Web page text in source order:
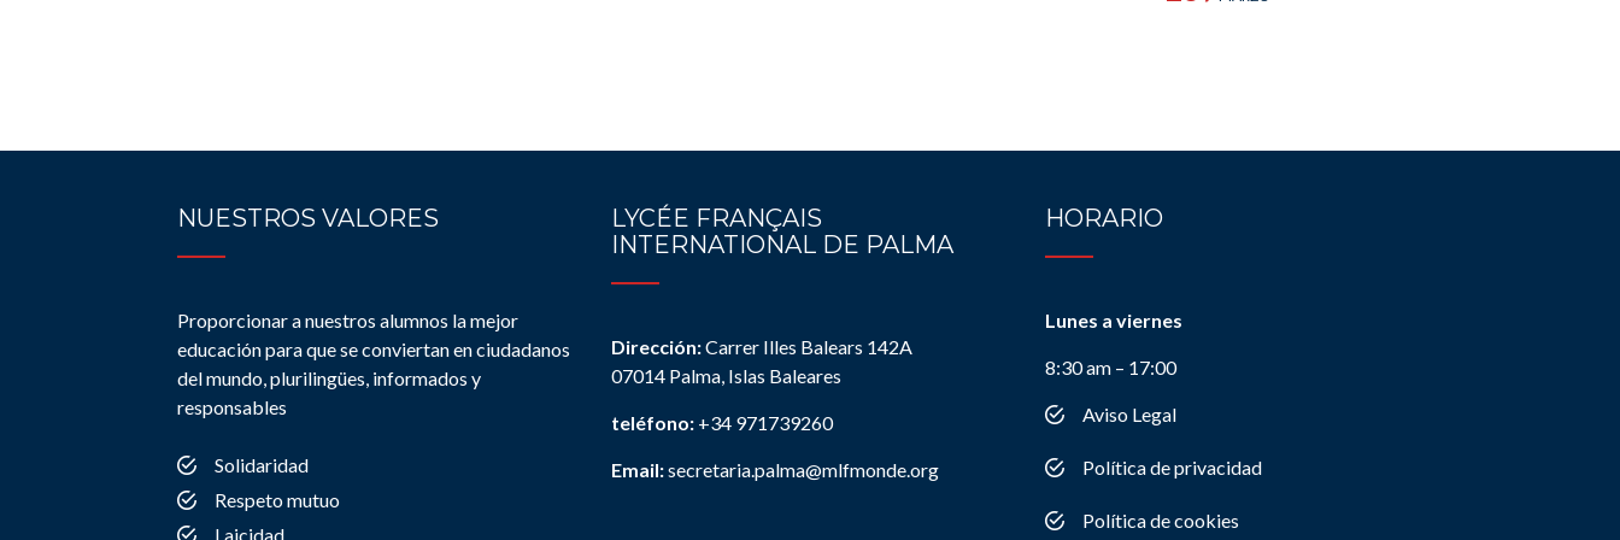
NUESTROS VALORES
Proporcionar a nuestros alumnos la mejor
educación para que se conviertan en ciudadanos
del mundo, plurilingües, informados y
responsables
Solidaridad
Respeto mutuo
Laicidad
LYCÉE FRANÇAIS
INTERNATIONAL DE PALMA
Dirección:Carrer Illes Balears 142A
07014 Palma, Islas Baleares
teléfono: +34 971739260
Email:secretaria.palma@mlfmonde.org
HORARIO
Lunes a viernes
8:30 am – 17:00
Aviso Legal
Política de privacidad
Política de cookies